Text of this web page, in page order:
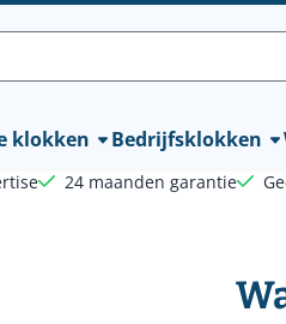
toe.
klokken Bedrijfsklokken
24 maanden garantie